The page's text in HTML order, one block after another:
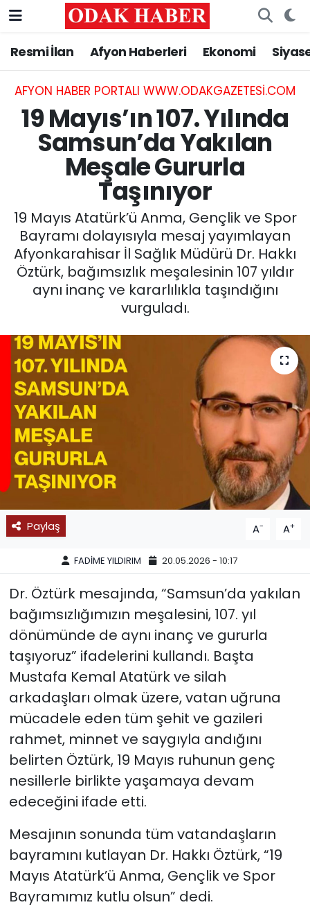
Resmi İlan Afyon Haberleri Ekonomi
AFYON HABER PORTALI WWW.ODAKGAZETESI.COM
19 Mayıs’ın 107. Yılında
Samsun’da Yakılan
Meşale Gururla
Taşınıyor
19 Mayıs Atatürk’ü Anma, Gençlik ve Spor
Bayramı dolayısıyla mesaj yayımlayan
Afyonkarahisar İl Sağlık Müdürü Dr. Hakkı
Öztürk, bağımsızlık meşalesinin 107 yıldır
aynı inanç ve kararlılıkla taşındığını
vurguladı.
Paylaş A- A+
FADİME YILDIRIM 20.05.2026 - 10:17
Dr. Öztürk mesajında, “Samsun’da yakılan
bağımsızlığımızın meşalesini, 107. yıl
dönümünde de aynı inanç ve gururla
taşıyoruz” ifadelerini kullandı. Başta
Mustafa Kemal Atatürk ve silah
arkadaşları olmak üzere, vatan uğruna
mücadele eden tüm şehit ve gazileri
rahmet, minnet ve saygıyla andığını
belirten Öztürk, 19 Mayıs ruhunun genç
nesillerle birlikte yaşamaya devam
edeceğini ifade etti.
Mesajının sonunda tüm vatandaşların
bayramını kutlayan Dr. Hakkı Öztürk, “19
Mayıs Atatürk’ü Anma, Gençlik ve Spor
Bayramımız kutlu olsun” dedi.
AFYONKARAHİSAR HABERLERİ
Resmi İlan
ASAYİŞ
GÜNCEL
EĞİTİM
MAGAZİN
SAĞLIK
SPOR
11:11 MANŞET
Nöbetçi Eczaneler
Hava Durumu
Trafik Durumu
Süper Lig Puan Durumu ve Fikstür
Tüm Manşetler
Son Dakika Haberleri
Haber Arşivi